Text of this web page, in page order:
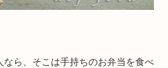
なら、そこは手持ちのお弁当を食べ